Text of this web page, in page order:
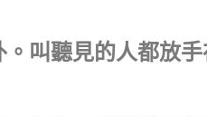
叫聽見的人都放